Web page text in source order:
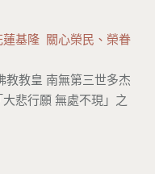
基隆 關心榮民、榮眷
教教皇 南無第三世多杰
悲行願 無處不現」之